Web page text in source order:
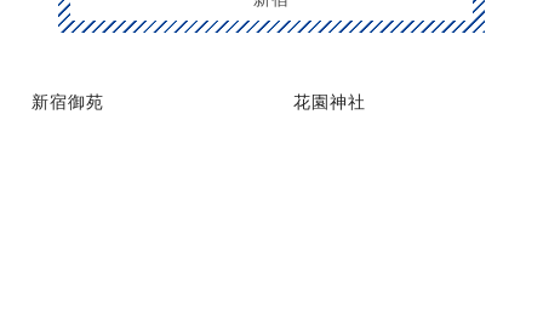
新宿御苑 花園神社